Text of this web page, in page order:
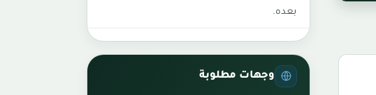
بعده.
وجهات مطلوبة